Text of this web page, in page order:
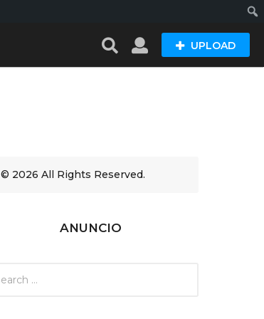
UPLOAD
© 2026 All Rights Reserved.
ANUNCIO